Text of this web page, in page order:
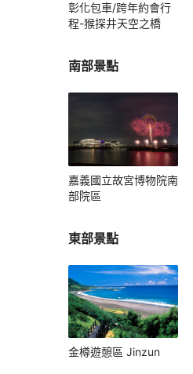
彰化包車/跨年約會行
程-猴探井天空之橋
南部景點
嘉義國立故宮博物院南
部院區
東部景點
金樽遊憩區 Jinzun